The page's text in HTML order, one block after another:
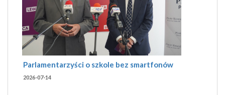
Parlamentarzyści o szkole bez smartfonów
2026-07-14